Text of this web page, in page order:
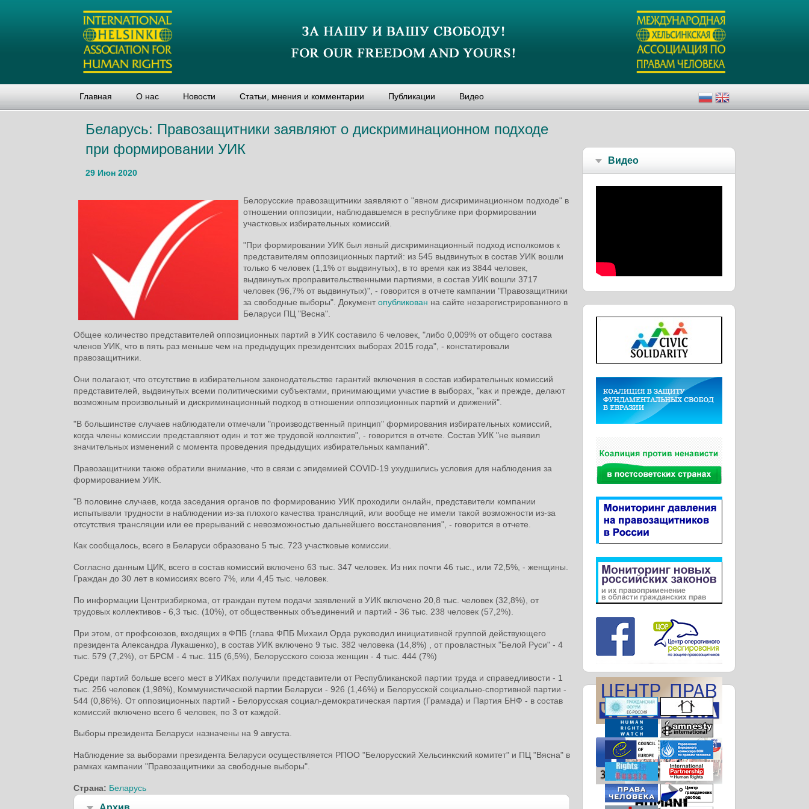
Главная О нас Новости Статьи, мнения и комментарии Публикации Видео
Беларусь: Правозащитники заявляют о дискриминационном подходе
при формировании УИК
29 Июн 2020
Белорусские правозащитники заявляют о "явном дискриминационном подходе" в
отношении оппозиции, наблюдавшемся в республике при формировании
участковых избирательных комиссий.
"При формировании УИК был явный дискриминационный подход исполкомов к
представителям оппозиционных партий: из 545 выдвинутых в состав УИК вошли
только 6 человек (1,1% от выдвинутых), в то время как из 3844 человек,
выдвинутых проправительственными партиями, в состав УИК вошли 3717
человек (96,7% от выдвинутых)", - говорится в отчете кампании "Правозащитники
за свободные выборы". Документ опубликован на сайте незарегистрированного в
Беларуси ПЦ "Весна".
Общее количество представителей оппозиционных партий в УИК составило 6 человек, "либо 0,009% от общего состава
членов УИК, что в пять раз меньше чем на предыдущих президентских выборах 2015 года", - констатировали
правозащитники.
Они полагают, что отсутствие в избирательном законодательстве гарантий включения в состав избирательных комиссий
представителей, выдвинутых всеми политическими субъектами, принимающими участие в выборах, "как и прежде, делают
возможным произвольный и дискриминационный подход в отношении оппозиционных партий и движений".
"В большинстве случаев наблюдатели отмечали "производственный принцип" формирования избирательных комиссий,
когда члены комиссии представляют один и тот же трудовой коллектив", - говорится в отчете. Состав УИК "не выявил
значительных изменений с момента проведения предыдущих избирательных кампаний".
Правозащитники также обратили внимание, что в связи с эпидемией COVID-19 ухудшились условия для наблюдения за
формированием УИК.
"В половине случаев, когда заседания органов по формированию УИК проходили онлайн, представители компании
испытывали трудности в наблюдении из-за плохого качества трансляций, или вообще не имели такой возможности из-за
отсутствия трансляции или ее прерываний с невозможностью дальнейшего восстановления", - говорится в отчете.
Как сообщалось, всего в Беларуси образовано 5 тыс. 723 участковые комиссии.
Согласно данным ЦИК, всего в состав комиссий включено 63 тыс. 347 человек. Из них почти 46 тыс., или 72,5%, - женщины.
Граждан до 30 лет в комиссиях всего 7%, или 4,45 тыс. человек.
По информации Центризбиркома, от граждан путем подачи заявлений в УИК включено 20,8 тыс. человек (32,8%), от
трудовых коллективов - 6,3 тыс. (10%), от общественных объединений и партий - 36 тыс. 238 человек (57,2%).
При этом, от профсоюзов, входящих в ФПБ (глава ФПБ Михаил Орда руководил инициативной группой действующего
президента Александра Лукашенко), в состав УИК включено 9 тыс. 382 человека (14,8%) , от провластных "Белой Руси" - 4
тыс. 579 (7,2%), от БРСМ - 4 тыс. 115 (6,5%), Белорусского союза женщин - 4 тыс. 444 (7%)
Среди партий больше всего мест в УИКах получили представители от Республиканской партии труда и справедливости - 1
тыс. 256 человек (1,98%), Коммунистической партии Беларуси - 926 (1,46%) и Белорусской социально-спортивной партии -
544 (0,86%). От оппозиционных партий - Белорусская социал-демократическая партия (Грамада) и Партия БНФ - в состав
комиссий включено всего 6 человек, по 3 от каждой.
Выборы президента Беларуси назначены на 9 августа.
Наблюдение за выборами президента Беларуси осуществляется РПОО "Белорусский Хельсинкский комитет" и ПЦ "Вясна" в
рамках кампании "Правозащитники за свободные выборы".
Страна: Беларусь
Видео